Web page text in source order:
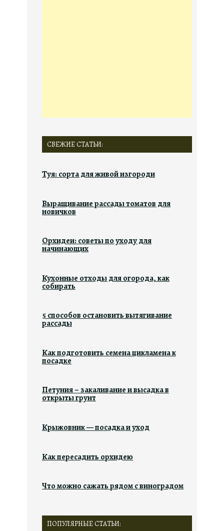
СВЕЖИЕ СТАТЬИ:
Туя: сорта для живой изгороди
Выращивание рассады томатов для
новичков
Орхидеи: советы по уходу для
начинающих
Кухонные отходы для огорода, как
собирать
5 способов остановить вытягивание
рассады
Как подготовить семена цикламена к
посадке
Петуния – закаливание и высадка в
открыты грунт
Крыжовник — посадка и уход
Как пересадить орхидею
Что можно сажать рядом с виноградом
ПОПУЛЯРНЫЕ СТАТЬИ: